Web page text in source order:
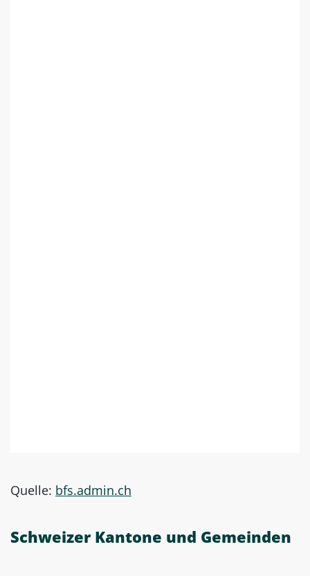
Quelle: bfs.admin.ch
Schweizer Kantone und Gemeinden